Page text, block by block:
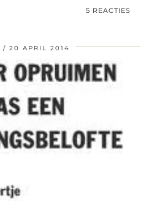
5 REACTIES
20 APRIL 2014